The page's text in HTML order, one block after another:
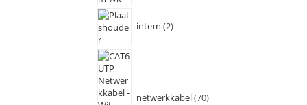
intern 2
netwerkkabel 70